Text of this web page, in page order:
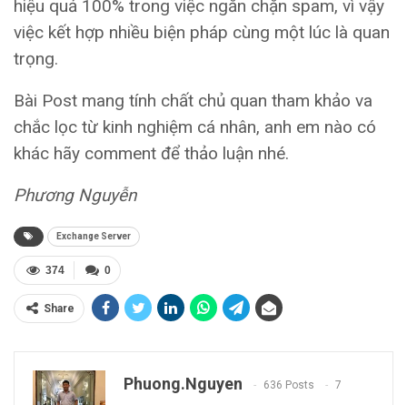
hiệu quả 100% trong việc ngăn chặn spam, vì vậy
việc kết hợp nhiều biện pháp cùng một lúc là quan
trọng.
Bài Post mang tính chất chủ quan tham khảo va
chắc lọc từ kinh nghiệm cá nhân, anh em nào có
khác hãy comment để thảo luận nhé.
Phương Nguyễn
Exchange Server
0
374
Share
Phuong.nguyen 636 Posts 7